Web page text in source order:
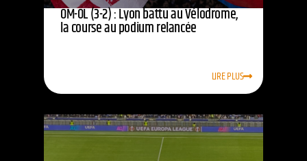
OM-OL (3-2) : Lyon battu au Vélodrome,
la course au podium relancée
LIRE PLUS